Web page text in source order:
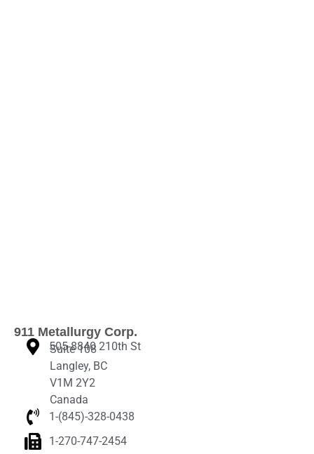
911 Metallurgy Corp.
505-8840 210th St
Suite 108
Langley, BC
V1M 2Y2
Canada
1-(845)-328-0438‬
1-270-747-2454